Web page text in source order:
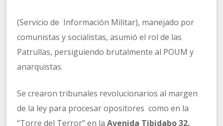
(Servicio de Información Militar), manejado por
comunistas y socialistas, asumió el rol de las
Patrullas, persiguiendo brutalmente al POUM y
anarquistas.
Se crearon tribunales revolucionarios al margen
de la ley para procesar opositores como en la
“Torre del Terror” en laAvenida Tibidabo 32.